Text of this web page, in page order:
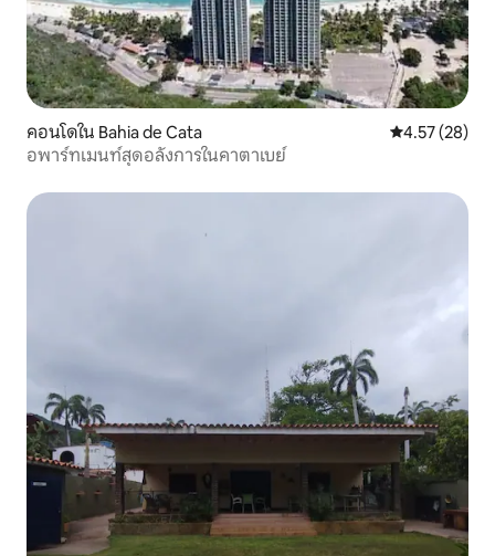
คอนโดใน Bahia de Cata คะแนนเฉลี่ย
4.57 (28)
อพาร์ทเมนท์สุดอลังการในคาตาเบย์